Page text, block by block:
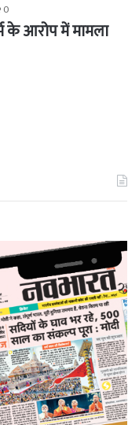
0
के आरोप में मामला